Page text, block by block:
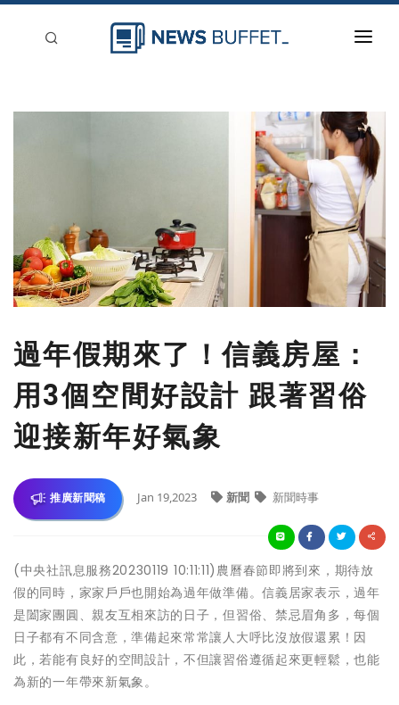
過年假期來了！信義房屋：
用3個空間好設計 跟著習俗
迎接新年好氣象
推廣新聞稿 Jan 19,2023 新聞 新聞時事
(中央社訊息服務20230119 10:11:11)農曆春節即將到來，期待放
假的同時，家家戶戶也開始為過年做準備。信義居家表示，過年
是闔家團圓、親友互相來訪的日子，但習俗、禁忌眉角多，每個
日子都有不同含意，準備起來常常讓人大呼比沒放假還累！因
此，若能有良好的空間設計，不但讓習俗遵循起來更輕鬆，也能
為新的一年帶來新氣象。